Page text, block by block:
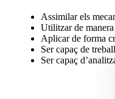
Assimilar els
Utilitzar de manera
Aplicar de forma
Ser capaç de
Ser capaç